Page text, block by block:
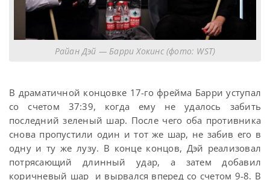
Райан Дэй — Барри Хокинс (фото: WST)
В драматичной концовке 17-го фрейма Барри уступал
со счетом 37:39, когда ему не удалось забить
последний зеленый шар. После чего оба противника
снова пропустили один и тот же шар, не забив его в
одну и ту же лузу. В конце концов, Дэй реализовал
потрясающий длинный удар, а затем добавил
коричневый шар и вырвался вперед со счетом 9-8. В